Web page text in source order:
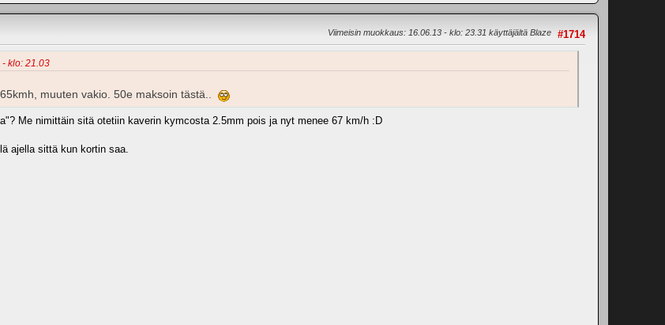
#1714
Viimeisin muokkaus: 16.06.13 - klo: 23.31 käyttäjältä Blaze
klo: 21.03
muuten vakio. 50e maksoin tästä..
Me nimittäin sitä otetiin kaverin kymcosta 2.5mm pois ja nyt menee 67 km/h :D
ajella sittä kun kortin saa.